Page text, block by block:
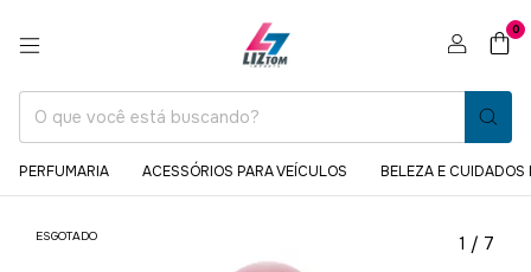
0
PERFUMARIA ACESSÓRIOS PARA VEÍCULOS BELEZA E CUIDADOS
ESGOTADO 1 / 7